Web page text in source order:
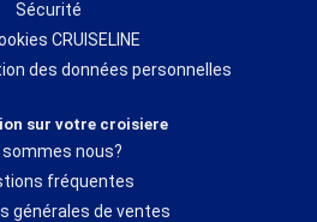
Sécurité
CRUISELINE
des données personnelles
sur votre croisiere
sommes nous?
fréquentes
générales de ventes